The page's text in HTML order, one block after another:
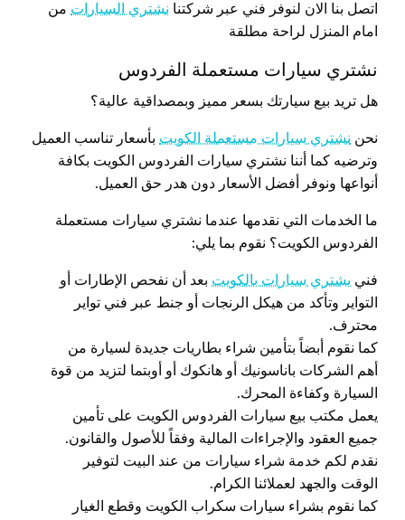
اتصل بنا الان لنوفر فني عبر شركتنا نشتري السيارات من
امام المنزل لراحة مطلقة
نشتري سيارات مستعملة الفردوس
هل تريد بيع سيارتك بسعر مميز وبمصداقية عالية؟
نحن نشتري سيارات مستعملة الكويت بأسعار تناسب العميل
وترضيه كما أننا نشتري سيارات الفردوس الكويت بكافة
أنواعها ونوفر أفضل الأسعار دون هدر حق العميل.
ما الخدمات التي نقدمها عندما نشتري سيارات مستعملة
الفردوس الكويت؟ نقوم بما يلي:
فني يشتري سيارات بالكويت بعد أن نفحص الإطارات أو
التواير وتأكد من هيكل الرنجات أو جنط عبر فني تواير
محترف.
كما نقوم أبضاً بتأمين شراء بطاريات جديدة لسيارة من
أهم الشركات باناسونيك أو هانكوك أو أوبتما لتزيد من قوة
السيارة وكفاءة المحرك.
يعمل مكتب بيع سيارات الفردوس الكويت على تأمين
جميع العقود والإجراءات المالية وفقاً للأصول والقانون.
نقدم لكم خدمة شراء سيارات من عند البيت لتوفير
الوقت والجهد لعملائنا الكرام.
كما نقوم بشراء سيارات سكراب الكويت وقطع الغيار